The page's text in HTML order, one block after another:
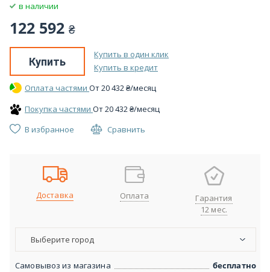
в наличии
122 592 ₴
Купить
Купить в один клик
Купить в кредит
Оплата частями От20 432₴/месяц
Покупка частями От20 432₴/месяц
В избранное
Сравнить
Доставка Оплата
Гарантия
12 мес.
Выберите город
Самовывоз из магазина
бесплатно